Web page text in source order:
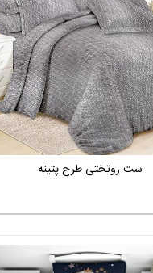
ست روتختی طرح پتینه